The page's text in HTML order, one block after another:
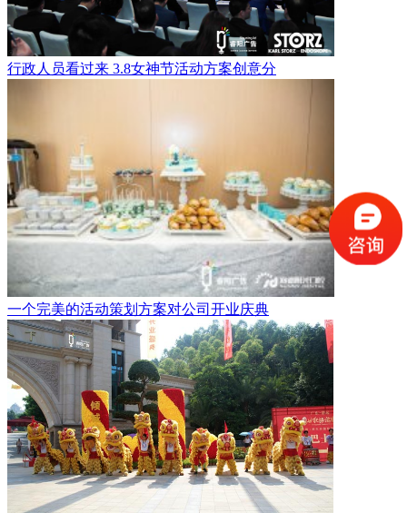
行政人员看过来 3.8女神节活动方案创意分
一个完美的活动策划方案对公司开业庆典